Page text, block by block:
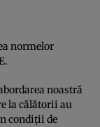
normelor
noastră
la călătorii au
condiții de